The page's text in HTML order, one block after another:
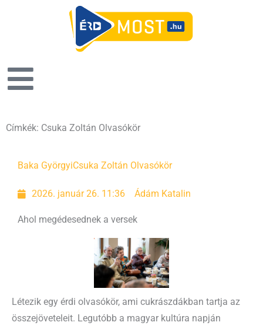
Címkék: Csuka Zoltán Olvasókör
Baka GyörgyiCsuka Zoltán Olvasókör
2026. január 26. 11:36 Ádám Katalin
Ahol megédesednek a versek
Létezik egy érdi olvasókör, ami cukrászdákban tartja az
összejöveteleit. Legutóbb a magyar kultúra napján